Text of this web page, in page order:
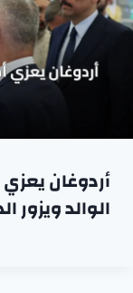
أردوغان
الوالد ويزور